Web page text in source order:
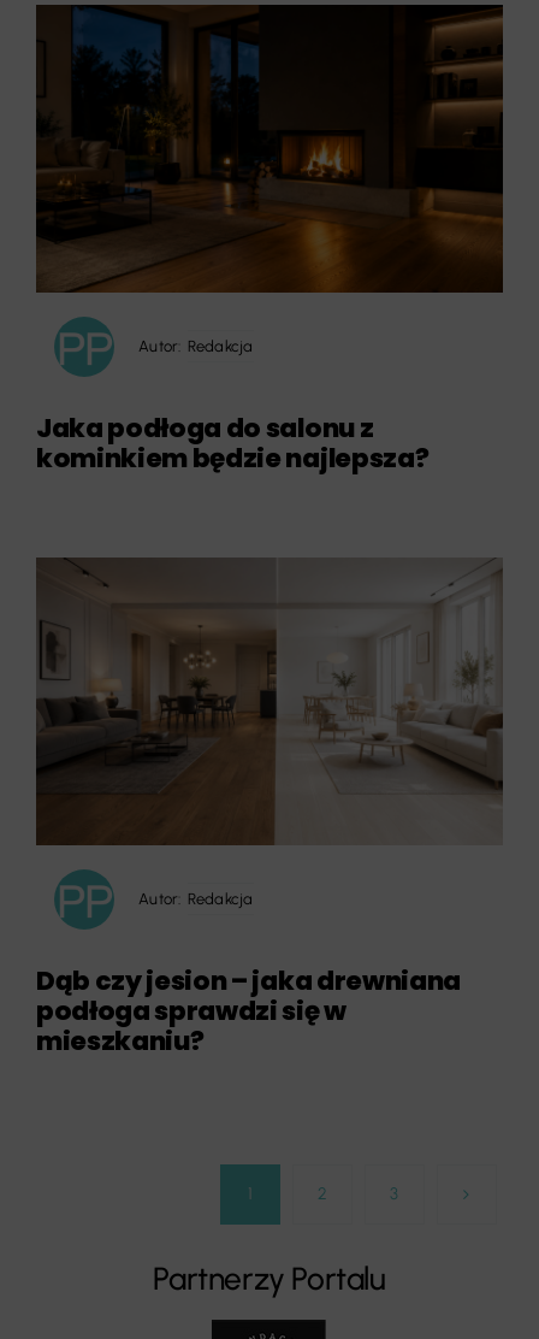
Autor: Redakcja
Jaka podłoga do salonu z
kominkiem będzie najlepsza?
Autor: Redakcja
Dąb czy jesion – jaka drewniana
podłoga sprawdzi się w
mieszkaniu?
1 2 3
Partnerzy Portalu